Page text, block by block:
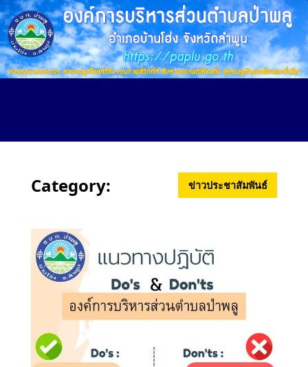
Skip
to
main
content
Category: ข่าวประชาสัมพันธ์